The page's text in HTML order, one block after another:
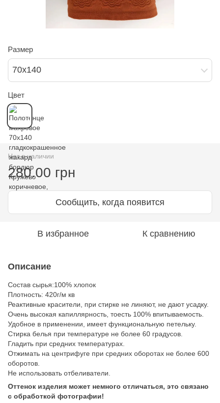
Размер
70х140
Цвет
Нет в наличии
280.00 грн
Сообщить, когда появится
В избранное К сравнению
Описание
Состав сырья:100% хлопок
Плотность: 420г/м кв
Реактивные красители, при стирке не линяют, не дают усадку.
Очень высокая капиллярность, тоесть 100% впитываемость.
Удобное в применении, имеет функциональную петельку.
Стирка белья при температуре не более 60 градусов.
Гладить при средних температурах.
Отжимать на центрифуге при средних оборотах не более 600
оборотов.
Не использовать отбеливатели.
Оттенок изделия может немного отличаться, это связано
с обработкой фотографии!